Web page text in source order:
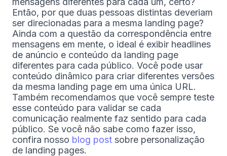
Então, por que duas pessoas distintas deveriam
ser direcionadas para a mesma landing page?
Ainda com a questão da correspondência entre
mensagens em mente, o ideal é exibir headlines
de anúncio e conteúdo da landing page
diferentes para cada público. Você pode usar
conteúdo dinâmico para criar diferentes versões
da mesma landing page em uma única URL.
Também recomendamos que você sempre teste
esse conteúdo para validar se cada
comunicação realmente faz sentido para cada
público. Se você não sabe como fazer isso,
confira nosso blog post sobre personalização
de landing pages.